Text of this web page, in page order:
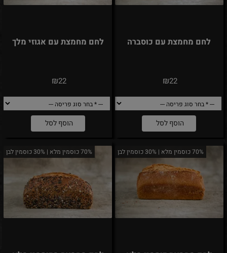
לחם מחמצת עם כוסברה
₪22
הוסף לסל
לחם מחמצת עם אגוזי מלך
₪22
הוסף לסל
70% כוסמין מלא | 30% כוסמין לבן 70% כוסמין מלא | 30% כוסמין לבן